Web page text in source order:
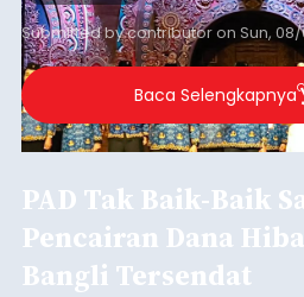
Submitted bycontributoron Sun,
Baca Selengkapnya
PAD Tak Baik-Baik
Pencairan Dana
Bangli Tersendat